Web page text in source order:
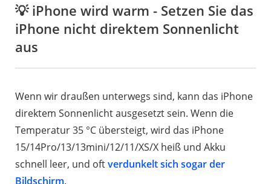
💡 iPhone wird warm - Setzen Sie das
iPhone nicht direktem Sonnenlicht
aus
Wenn wir draußen unterwegs sind, kann das iPhone
direktem Sonnenlicht ausgesetzt sein. Wenn die
Temperatur 35 °C übersteigt, wird das iPhone
15/14Pro/13/13mini/12/11/XS/X heiß und Akku
schnell leer, und oftverdunkelt sich sogar der
Bildschirm.